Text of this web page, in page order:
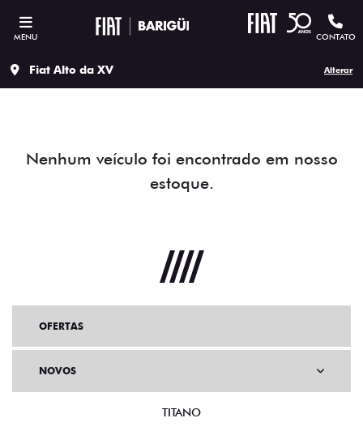
MENU CONTATO
Fiat Alto da XV Alterar
Nenhum veículo foi encontrado em nosso
estoque.
OFERTAS
NOVOS
TITANO